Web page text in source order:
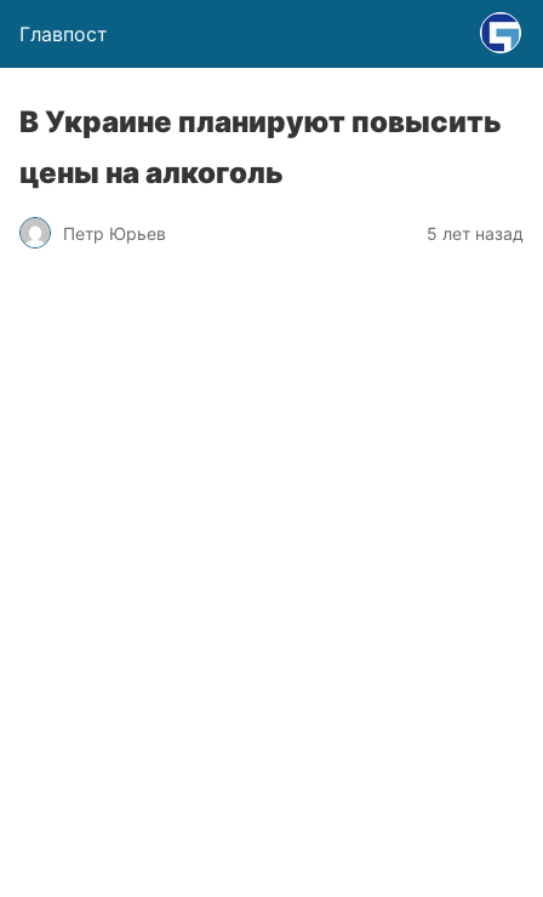
Главпост
В Украине планируют повысить
цены на алкоголь
Петр Юрьев 5 лет назад